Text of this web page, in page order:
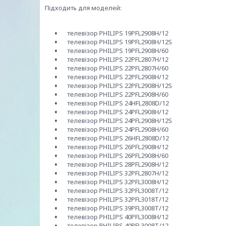
Підходить для моделей:
телевізор PHILIPS 19PFL2908H/12
телевізор PHILIPS 19PFL2908H/12S
телевізор PHILIPS 19PFL2908H/60
телевізор PHILIPS 22PFL2807H/12
телевізор PHILIPS 22PFL2807H/60
телевізор PHILIPS 22PFL2908H/12
телевізор PHILIPS 22PFL2908H/12S
телевізор PHILIPS 22PFL2908H/60
телевізор PHILIPS 24HFL2808D/12
телевізор PHILIPS 24PFL2908H/12
телевізор PHILIPS 24PFL2908H/12S
телевізор PHILIPS 24PFL2908H/60
телевізор PHILIPS 26HFL2808D/12
телевізор PHILIPS 26PFL2908H/12
телевізор PHILIPS 26PFL2908H/60
телевізор PHILIPS 28PFL2908H/12
телевізор PHILIPS 32PFL2807H/12
телевізор PHILIPS 32PFL3008H/12
телевізор PHILIPS 32PFL3008T/12
телевізор PHILIPS 32PFL3018T/12
телевізор PHILIPS 39PFL3008T/12
телевізор PHILIPS 40PFL3008H/12